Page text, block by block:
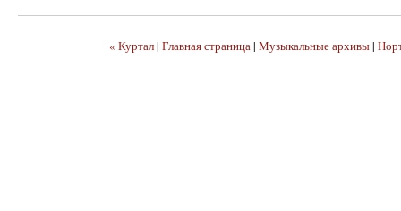
« Куртал| Главная страница| Музыкальные архивы|